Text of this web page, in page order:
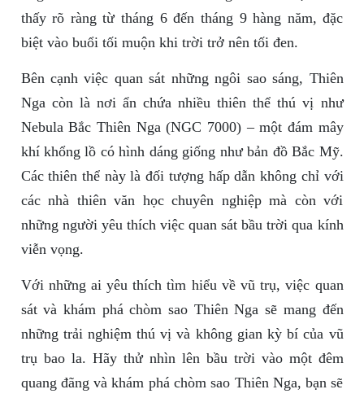
thấy rõ ràng từ tháng 6 đến tháng 9 hàng năm, đặc
biệt vào buổi tối muộn khi trời trở nên tối đen.
Bên cạnh việc quan sát những ngôi sao sáng, Thiên
Nga còn là nơi ẩn chứa nhiều thiên thể thú vị như
Nebula Bắc Thiên Nga (NGC 7000) – một đám mây
khí khổng lồ có hình dáng giống như bản đồ Bắc Mỹ.
Các thiên thể này là đối tượng hấp dẫn không chỉ với
các nhà thiên văn học chuyên nghiệp mà còn với
những người yêu thích việc quan sát bầu trời qua kính
viễn vọng.
Với những ai yêu thích tìm hiểu về vũ trụ, việc quan
sát và khám phá chòm sao Thiên Nga sẽ mang đến
những trải nghiệm thú vị và không gian kỳ bí của vũ
trụ bao la. Hãy thử nhìn lên bầu trời vào một đêm
quang đãng và khám phá chòm sao Thiên Nga, bạn sẽ